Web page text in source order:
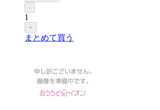
-
1
+
まとめて買う